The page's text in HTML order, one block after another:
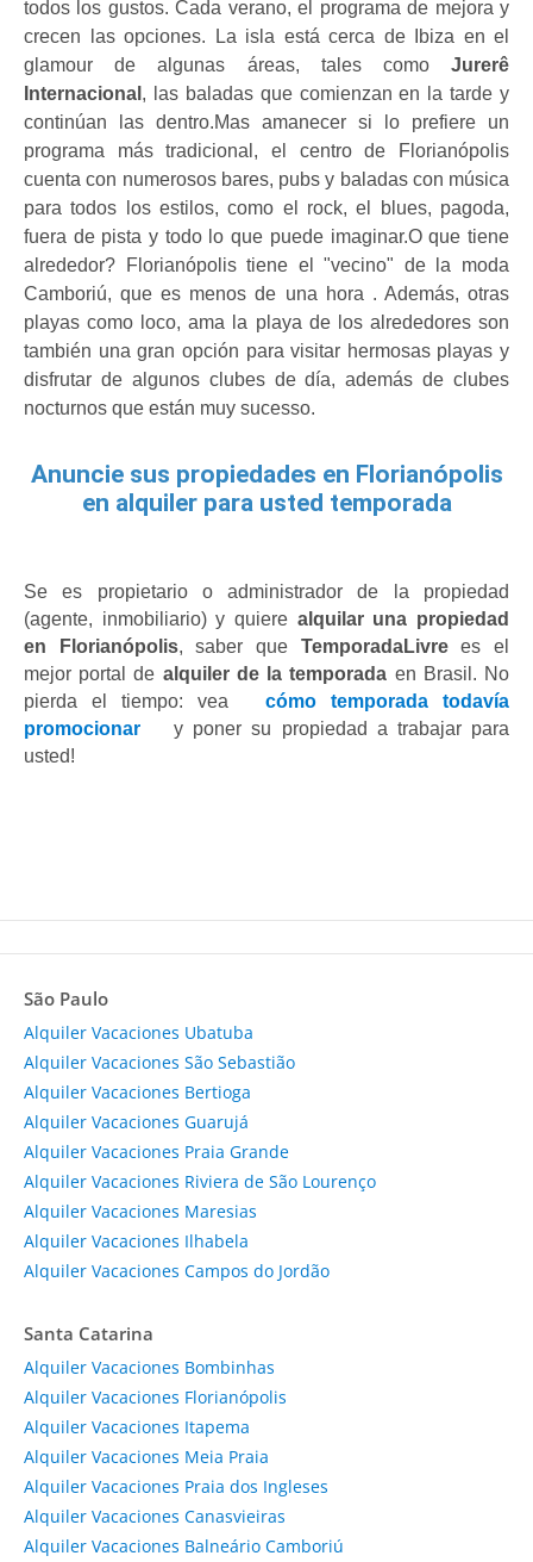
todos los gustos. Cada verano, el programa de mejora y
crecen las opciones. La isla está cerca de Ibiza en el
glamour de algunas áreas, tales como Jurerê
Internacional , las baladas que comienzan en la tarde y
continúan las dentro.Mas amanecer si lo prefiere un
programa más tradicional, el centro de Florianópolis
cuenta con numerosos bares, pubs y baladas con música
para todos los estilos, como el rock, el blues, pagoda,
fuera de pista y todo lo que puede imaginar.O que tiene
alrededor? Florianópolis tiene el "vecino" de la moda
Camboriú, que es menos de una hora . Además, otras
playas como loco, ama la playa de los alrededores son
también una gran opción para visitar hermosas playas y
disfrutar de algunos clubes de día, además de clubes
nocturnos que están muy sucesso.
Anuncie sus propiedades en Florianópolis
en alquiler para usted temporada
Se es propietario o administrador de la propiedad
(agente, inmobiliario) y quiere alquilar una propiedad
en Florianópolis, saber que TemporadaLivre es el
mejor portal de alquiler de la temporada en Brasil. No
pierda el tiempo: vea
cómo temporada todavía
promocionar
y poner su propiedad a trabajar para
usted!
São Paulo
Alquiler Vacaciones Ubatuba
Alquiler Vacaciones São Sebastião
Alquiler Vacaciones Bertioga
Alquiler Vacaciones Guarujá
Alquiler Vacaciones Praia Grande
Alquiler Vacaciones Riviera de São Lourenço
Alquiler Vacaciones Maresias
Alquiler Vacaciones Ilhabela
Alquiler Vacaciones Campos do Jordão
Santa Catarina
Alquiler Vacaciones Bombinhas
Alquiler Vacaciones Florianópolis
Alquiler Vacaciones Itapema
Alquiler Vacaciones Meia Praia
Alquiler Vacaciones Praia dos Ingleses
Alquiler Vacaciones Canasvieiras
Alquiler Vacaciones Balneário Camboriú